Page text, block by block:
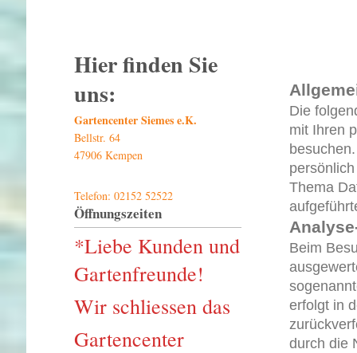
Die
mit Ihren
Thema
Beim
erfolgt in
durch die
Hier finden Sie
uns:
Gartencenter Siemes e.K.
Bellstr. 64
47906 Kempen
Telefon: 02152 52522
Öffnungszeiten
*Liebe Kunden und
Gartenfreunde!
Wir schliessen das
Gartencenter